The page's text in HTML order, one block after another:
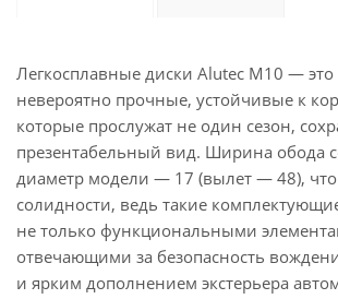
Легкосплавные диски Alutec M10 —
невероятно прочные, устойчивые к
которые прослужат не один сезон,
презентабельный вид. Ширина обода
диаметр модели — 17 (вылет — 48),
солидности, ведь такие
не только функциональными
отвечающими за безопасность
и ярким дополнением экстерьера